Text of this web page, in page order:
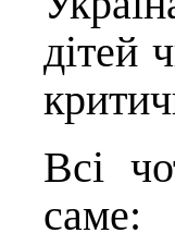
дітей
Всі
саме: